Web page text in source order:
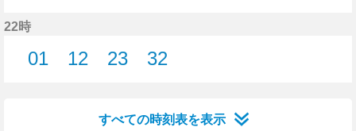
22時
01
12
23
32
すべての時刻表を表示